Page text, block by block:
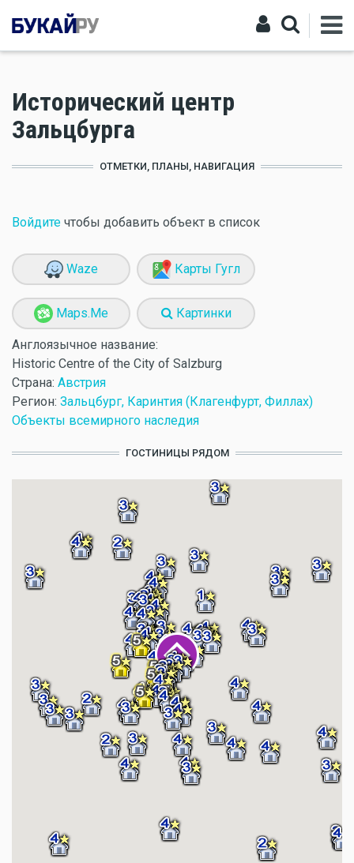
Исторический центр
Зальцбурга
ОТМЕТКИ, ПЛАНЫ, НАВИГАЦИЯ
Войдите чтобы добавить объект в список
Waze Карты Гугл
Maps.Me Картинки
Англоязычное название:
Historic Centre of the City of Salzburg
Страна: Австрия
Регион: Зальцбург, Каринтия (Клагенфурт, Филлах)
Объекты всемирного наследия
ГОСТИНИЦЫ РЯДОМ